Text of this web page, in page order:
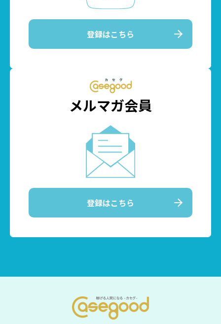
登録はこちら
メルマガ会員
登録はこちら